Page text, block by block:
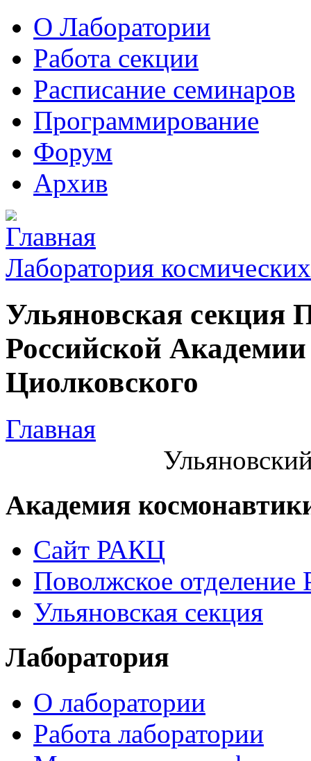
О Лаборатории
Работа секции
Расписание семинаров
Программирование
Форум
Архив
Лаборатория
Ульяновская секция
Российской
Циолковского
Главная
Академия
Сайт РАКЦ
Поволжское
Ульяновская секция
Лаборатория
О лаборатории
Работа лаборатории